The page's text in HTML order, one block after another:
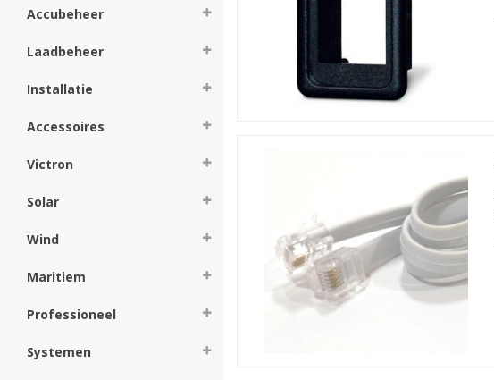
Accubeheer
Laadbeheer
Installatie
Accessoires
Victron
Solar
Wind
Maritiem
Professioneel
Systemen